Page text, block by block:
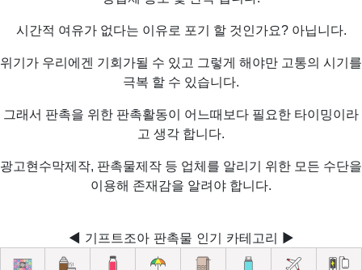
시간적 여유가 없다는 이유로 포기 할 것인가요? 아닙니다.
위기가 우리에겐 기회가될 수 있고 그렇게 해야만 고통의 시기를
극복 할 수 있습니다.
그래서 판촉을 위한 판촉활동이 어느때보다 필요한 타이밍이라
고 생각 합니다.
광고현수막제작, 판촉물제작 등 업체를 알리기 위한 모든 수단을
이용해 존재감을 알려야 합니다.
◀ 기프트조아 판촉물 인기 카테고리 ▶